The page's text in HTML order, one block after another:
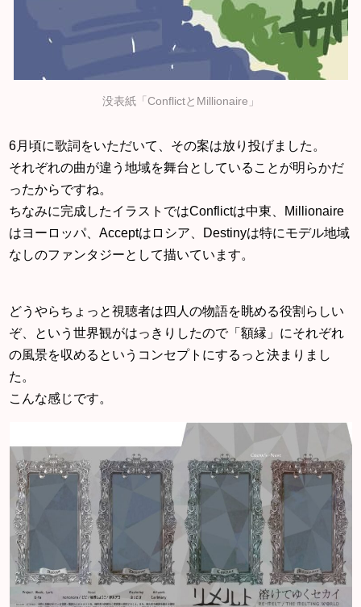
没表紙「ConflictとMillionaire」
6月頃に歌詞をいただいて、その案は放り投げました。
それぞれの曲が違う地域を舞台としていることが明らかだ
ったからですね。
ちなみに完成したイラストではConflictは中東、Millionaire
はヨーロッパ、Acceptはロシア、Destinyは特にモデル地域
なしのファンタジーとして描いています。
どうやらちょっと視聴者は四人の物語を眺める役割らしい
ぞ、という世界観がはっきりしたので「額縁」にそれぞれ
の風景を収めるというコンセプトにするっと決まりまし
た。
こんな感じです。